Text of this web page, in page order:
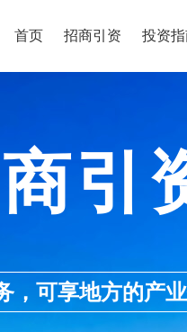
首页 招商引资 投资
引
，可享地方的产